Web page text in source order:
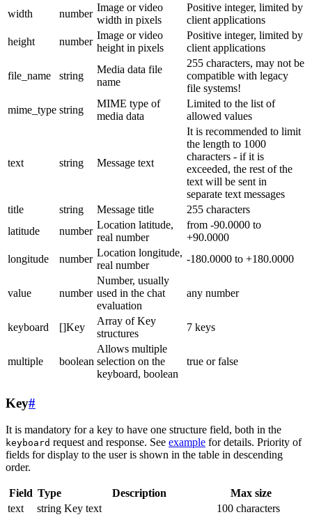
width
number
Image or video
width in pixels
Positive integer, limited by
client applications
height
number
Image or video
height in pixels
Positive integer, limited by
client applications
file_name string
Media data file
name
255 characters, may not be
compatible with legacy
file systems!
mime_type string
MIME type of
media data
Limited to the list of
allowed values
text string Message text
It is recommended to limit
the length to 1000
characters - if it is
exceeded, the rest of the
text will be sent in
separate text messages
title
string Message title
255 characters
latitude
number
Location latitude,
real number
from -90.0000 to
+90.0000
longitude
number
Location longitude,
real number
-180.0000 to +180.0000
value number
Number, usually
used in the chat
evaluation
any number
keyboard []Key
Array of Key
structures
7 keys
multiple boolean
Allows multiple
selection on the
keyboard, boolean
true or false
Key#
It is mandatory for a key to have one structure field, both in the
keyboard request and response. See example for details. Priority of
fields for display to the user is shown in the table in descending
order.
Field Type Description
Max size
text
string Key text
100 characters